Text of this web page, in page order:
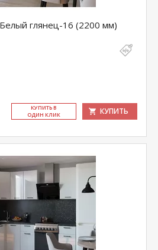
глянец-16 (2200 мм)
КУ­ПИТЬ В
ОДИН КЛИК
КУПИТЬ